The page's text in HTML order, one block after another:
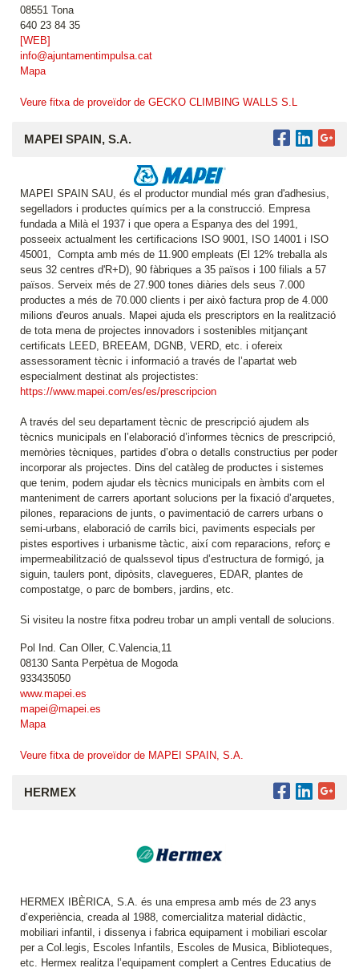
08551 Tona
640 23 84 35
[WEB]
info@ajuntamentimpulsa.cat
Mapa
Veure fitxa de proveïdor de GECKO CLIMBING WALLS S.L
MAPEI SPAIN, S.A.
MAPEI SPAIN SAU, és el productor mundial més gran d'adhesius,
segelladors i productes químics per a la construcció. Empresa
fundada a Milà el 1937 i que opera a Espanya des del 1991,
posseeix actualment les certificacions ISO 9001, ISO 14001 i ISO
45001, Compta amb més de 11.900 empleats (El 12% treballa als
seus 32 centres d'R+D), 90 fàbriques a 35 països i 100 filials a 57
països. Serveix més de 27.900 tones diàries dels seus 7.000
productes a més de 70.000 clients i per això factura prop de 4.000
milions d'euros anuals. Mapei ajuda els prescriptors en la realització
de tota mena de projectes innovadors i sostenibles mitjançant
certificats LEED, BREEAM, DGNB, VERD, etc. i ofereix
assessorament tècnic i informació a través de l’apartat web
especialment destinat als projectistes:
https://www.mapei.com/es/es/prescripcion
A través del seu departament tècnic de prescripció ajudem als
tècnics municipals en l’elaboració d’informes tècnics de prescripció,
memòries tècniques, partides d’obra o detalls constructius per poder
incorporar als projectes. Dins del catàleg de productes i sistemes
que tenim, podem ajudar els tècnics municipals en àmbits com el
manteniment de carrers aportant solucions per la fixació d’arquetes,
pilones, reparacions de junts, o pavimentació de carrers urbans o
semi-urbans, elaboració de carrils bici, paviments especials per
pistes esportives i urbanisme tàctic, així com reparacions, reforç e
impermeabilització de qualssevol tipus d’estructura de formigó, ja
siguin, taulers pont, dipòsits, clavegueres, EDAR, plantes de
compostatge, o parc de bombers, jardins, etc.
Si visiteu la nostre fitxa podreu trobar un ampli ventall de solucions.
Pol Ind. Can Oller, C.Valencia,11
08130 Santa Perpètua de Mogoda
933435050
www.mapei.es
mapei@mapei.es
Mapa
Veure fitxa de proveïdor de MAPEI SPAIN, S.A.
HERMEX
HERMEX IBÈRICA, S.A. és una empresa amb més de 23 anys
d’experiència, creada al 1988, comercialitza material didàctic,
mobiliari infantil, i dissenya i fabrica equipament i mobiliari escolar
per a Col.legis, Escoles Infantils, Escoles de Musica, Biblioteques,
etc. Hermex realitza l’equipament complert a Centres Educatius de